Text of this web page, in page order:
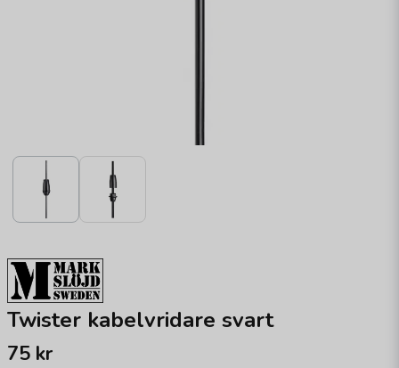
Twister kabelvridare svart
75 kr